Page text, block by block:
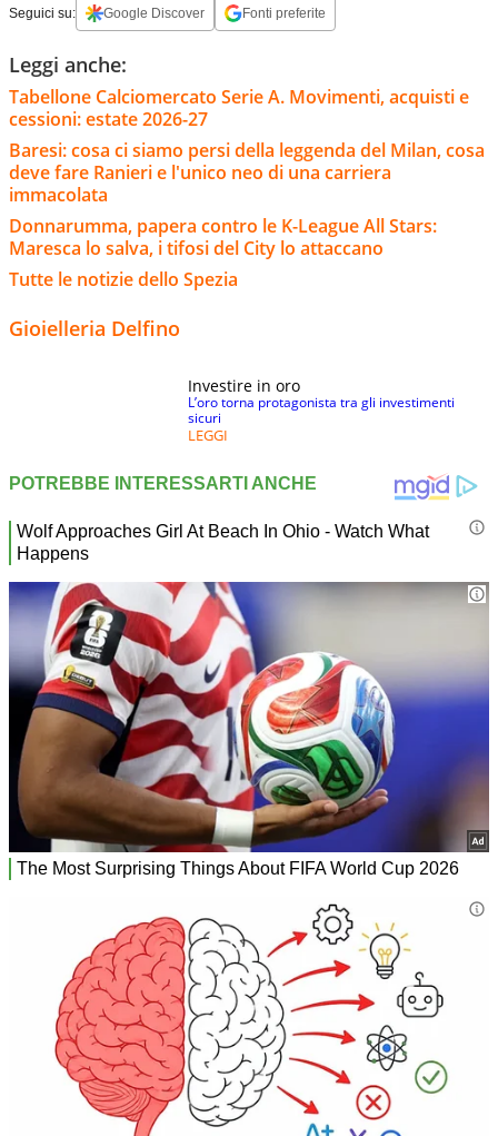
Seguici su: Google Discover Fonti preferite
Leggi anche:
Tabellone Calciomercato Serie A. Movimenti, acquisti e
cessioni: estate 2026-27
Baresi: cosa ci siamo persi della leggenda del Milan, cosa
deve fare Ranieri e l'unico neo di una carriera
immacolata
Donnarumma, papera contro le K-League All Stars:
Maresca lo salva, i tifosi del City lo attaccano
Tutte le notizie dello Spezia
Gioielleria Delfino
Investire in oro
L’oro torna protagonista tra gli investimenti
sicuri
LEGGI